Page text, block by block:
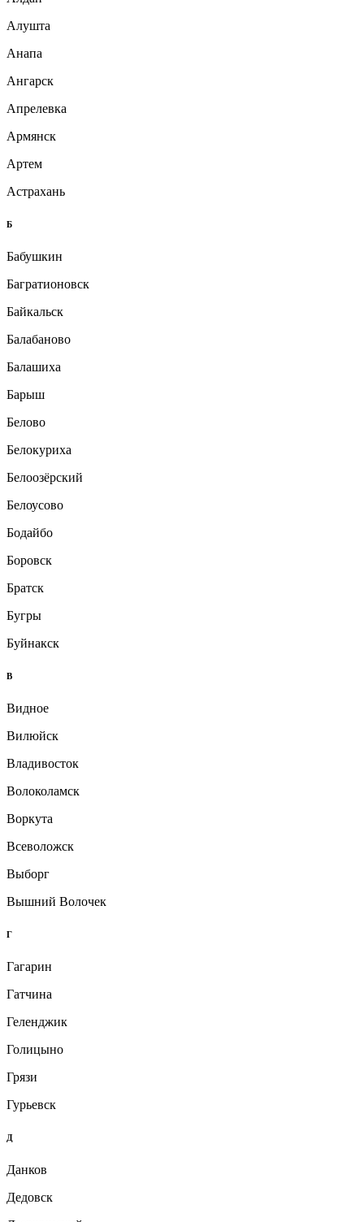
Алушта
Анапа
Ангарск
Апрелевка
Армянск
Артем
Астрахань
Б
Бабушкин
Багратионовск
Байкальск
Балабаново
Балашиха
Барыш
Белово
Белокуриха
Белоозёрский
Белоусово
Бодайбо
Боровск
Братск
Бугры
Буйнакск
В
Видное
Вилюйск
Владивосток
Волоколамск
Воркута
Всеволожск
Выборг
Вышний Волочек
Г
Гагарин
Гатчина
Геленджик
Голицыно
Грязи
Гурьевск
Д
Данков
Дедовск